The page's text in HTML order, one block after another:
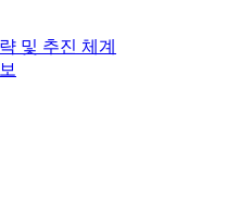
및 추진 체계